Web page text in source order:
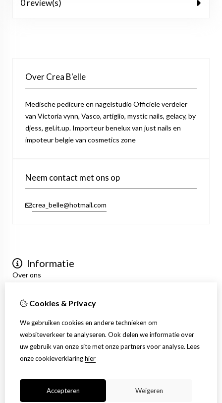
0 review(s)
Over Crea B'elle
Medische pedicure en nagelstudio Officiële verdeler
van Victoria vynn, Vasco, artiglio, mystic nails, gelacy, by
djess, gel.it.up. Importeur benelux van just nails en
impoteur belgie van cosmetics zone
Neem contact met ons op
crea_belle@hotmail.com
Informatie
Over ons
Algemene voorwaarden
Mijn account
Inloggen
Bestelhistorie
Verlanglijst
Nieuwsbrief
Cookies & Privacy
We gebruiken cookies en andere technieken om
websiteverkeer te analyseren. Ook delen we informatie over
uw gebruik van onze site met onze partners voor analyse. Lees
onze cookieverklaringhier
Accepteren Weigeren